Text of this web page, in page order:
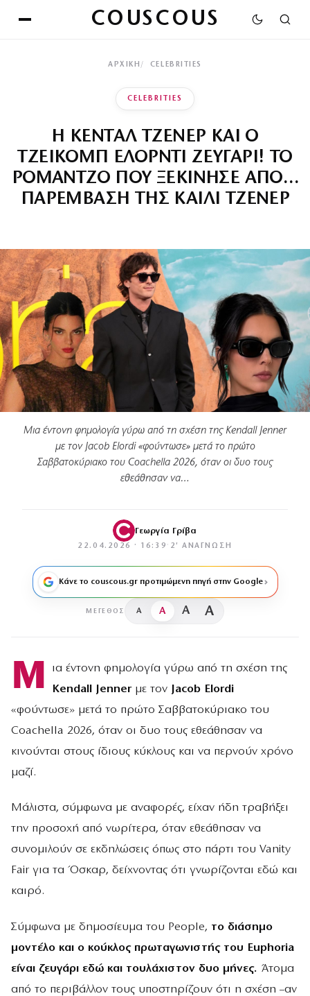
COUSCOUS
ΑΡΧΙΚΉ CELEBRITIES
CELEBRITIES
Η ΚΕΝΤΑΛ ΤΖΕΝΕΡ ΚΑΙ Ο
ΤΖΕΙΚΟΜΠ ΕΛΟΡΝΤΙ ΖΕΥΓΑΡΙ! ΤΟ
ΡΟΜΑΝΤΖΟ ΠΟΥ ΞΕΚΙΝΗΣΕ ΑΠΟ…
ΠΑΡΕΜΒΑΣΗ ΤΗΣ ΚΑΙΛΙ ΤΖΕΝΕΡ
Μια έντονη φημολογία γύρω από τη σχέση της Kendall Jenner
με τον Jacob Elordi «φούντωσε» μετά το πρώτο
Σαββατοκύριακο του Coachella 2026, όταν οι δυο τους
εθεάθησαν να…
Γεωργία Γρίβα
22.04.2026 · 16:39 · 2′ ΑΝΆΓΝΩΣΗ
Κάνε το couscous.gr προτιμώμενη πηγή στην Google
ΜΈΓΕΘΟΣ A A A A
Μ
ια έντονη φημολογία γύρω από τη σχέση της
Kendall Jennerμε τονJacob Elordi
«φούντωσε» μετά το πρώτο Σαββατοκύριακο του
Coachella 2026, όταν οι δυο τους εθεάθησαν να
κινούνται στους ίδιους κύκλους και να περνούν χρόνο
μαζί.
Μάλιστα, σύμφωνα με αναφορές, είχαν ήδη τραβήξει
την προσοχή από νωρίτερα, όταν εθεάθησαν να
συνομιλούν σε εκδηλώσεις όπως στο πάρτι του Vanity
Fair για τα Όσκαρ, δείχνοντας ότι γνωρίζονται εδώ και
καιρό.
Σύμφωνα με δημοσίευμα του People, το διάσημο
μοντέλο και ο κούκλος πρωταγωνιστής του Euphoria
είναι ζευγάρι εδώ και τουλάχιστον δυο μήνες. Άτομα
από το περιβάλλον τους υποστηρίζουν ότι η σχέση –αν